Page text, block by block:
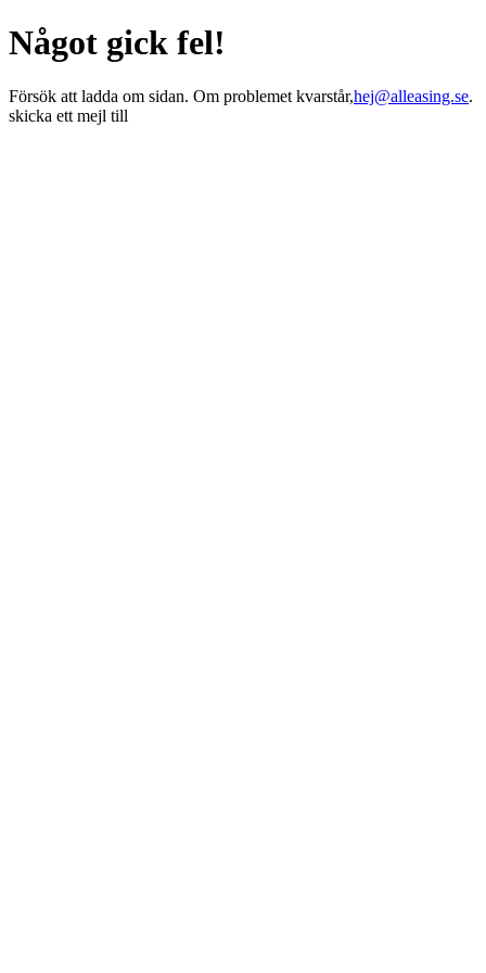
Något gick fel!
Försök att ladda om sidan. Om problemet kvarstår,hej@alleasing.se.
skicka ett mejl till